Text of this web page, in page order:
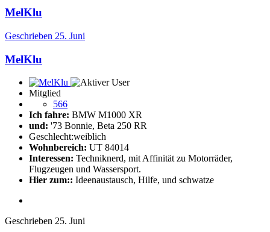
MelKlu
Geschrieben 25. Juni
MelKlu
Mitglied
566
Ich fahre: BMW M1000 XR
und: '73 Bonnie, Beta 250 RR
Geschlecht:weiblich
Wohnbereich: UT 84014
Interessen: Techniknerd, mit Affinität zu Motorräder,
Flugzeugen und Wassersport.
Hier zum:: Ideenaustausch, Hilfe, und schwatze
Geschrieben 25. Juni